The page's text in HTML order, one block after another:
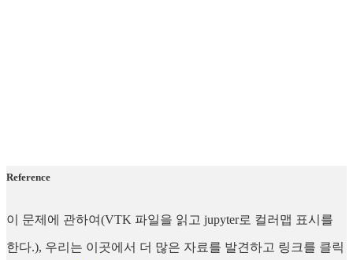
Reference
이 문제에 관하여(VTK 파일을 읽고 jupyter로 컬러맵 표시를
한다.), 우리는 이곳에서 더 많은 자료를 발견하고 링크를 클릭